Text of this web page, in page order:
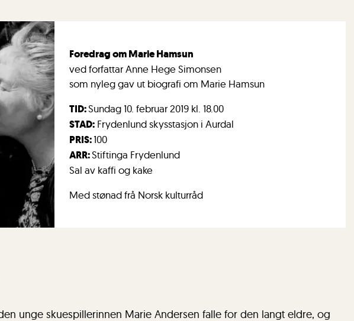
Foredrag om Marie Hamsun
ved forfattar Anne Hege Simonsen
som nyleg gav ut biografi om Marie Hamsun
TID:​Sundag 10. februar 2019 kl. 18.00
STAD: Frydenlund skysstasjon i Aurdal
PRIS:100
ARR:Stiftinga Frydenlund
Sal av kaffi og kake
Med stønad frå Norsk kulturråd
unge skuespillerinnen Marie Andersen falle for den langt eldre, og